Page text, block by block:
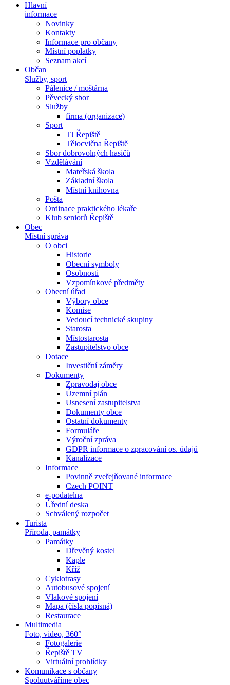
Hlavní
informace
Novinky
Kontakty
Informace pro občany
Místní poplatky
Seznam akcí
Občan
Služby, sport
Pálenice / moštárna
Pěvecký sbor
Služby
firma (organizace)
Sport
TJ Řepiště
Tělocvična Řepiště
Sbor dobrovolných hasičů
Vzdělávání
Mateřská škola
Základní škola
Místní knihovna
Pošta
Ordinace praktického lékaře
Klub seniorů Řepiště
Obec
Místní správa
O obci
Historie
Obecní symboly
Osobnosti
Vzpomínkové předměty
Obecní úřad
Výbory obce
Komise
Vedoucí technické skupiny
Starosta
Místostarosta
Zastupitelstvo obce
Dotace
Investiční záměry
Dokumenty
Zpravodaj obce
Územní plán
Usnesení zastupitelstva
Dokumenty obce
Ostatní dokumenty
Formuláře
Výroční zpráva
GDPR informace o zpracování os. údajů
Kanalizace
Informace
Povinně zveřejňované informace
Czech POINT
e-podatelna
Úřední deska
Schválený rozpočet
Turista
Příroda, památky
Památky
Dřevěný kostel
Kaple
Kříž
Cyklotrasy
Autobusové spojení
Vlakové spojení
Mapa (čísla popisná)
Restaurace
Multimedia
Foto, video, 360°
Fotogalerie
Řepiště TV
Virtuální prohlídky
Komunikace s občany
Spoluutváříme obec